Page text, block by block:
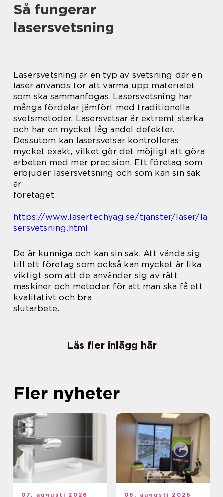
Så fungerar
lasersvetsning
Lasersvetsning är en typ av svetsning där en
laser används för att värma upp materialet
som ska sammanfogas. Lasersvetsning har
många fördelar jämfört med traditionella
svetsmetoder. Lasersvetsar är extremt starka
och har en mycket låg andel defekter.
Dessutom kan lasersvetsar kontrolleras
mycket exakt, vilket gör det möjligt att göra
arbeten med mer precision. Ett företag som
erbjuder lasersvetsning och som kan sin sak
är
företaget
https://www.lasertechyag.se/tjanster/laser/la
sersvetsning.html
De är kunniga och kan sin sak. Att vända sig
till ett företag som också kan mycket är lika
viktigt som att de använder sig av rätt
maskiner och metoder, för att man ska få ett
kvalitativt och bra
slutarbete.
Läs fler inlägg här
Fler nyheter
07. augusti 2026 06. augusti 2026